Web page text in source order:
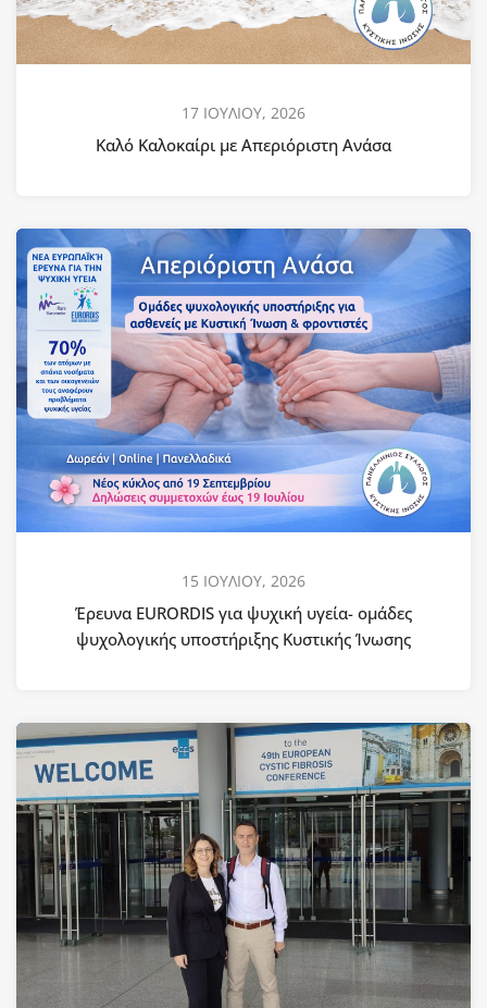
17 ΙΟΥΛΙΟΥ, 2026
Καλό Καλοκαίρι με Απεριόριστη Ανάσα
15 ΙΟΥΛΙΟΥ, 2026
Έρευνα EURORDIS για ψυχική υγεία- ομάδες
ψυχολογικής υποστήριξης Κυστικής Ίνωσης